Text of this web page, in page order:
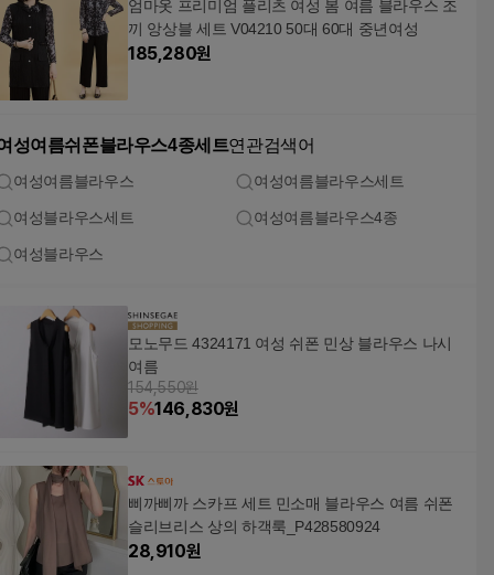
엄마옷 프리미엄 플리츠 여성 봄 여름 블라우스 조
끼 앙상블 세트 V04210 50대 60대 중년여성
185,280원
성여름쉬폰블라우스4종세트연관검색어
여성여름블라우스 여성여름블라우스세트
여성블라우스세트 여성여름블라우스4종
여성블라우스
모노무드 4324171 여성 쉬폰 민상 블라우스 나시
여름
154,550원
5%146,830원
삐까삐까 스카프 세트 민소매 블라우스 여름 쉬폰
슬리브리스 상의 하객룩_P428580924
28,910원